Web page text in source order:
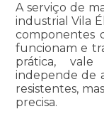
A serviço de
industrial Vila
componentes
funcionam e
prática,
independe de
resistentes,
precisa.